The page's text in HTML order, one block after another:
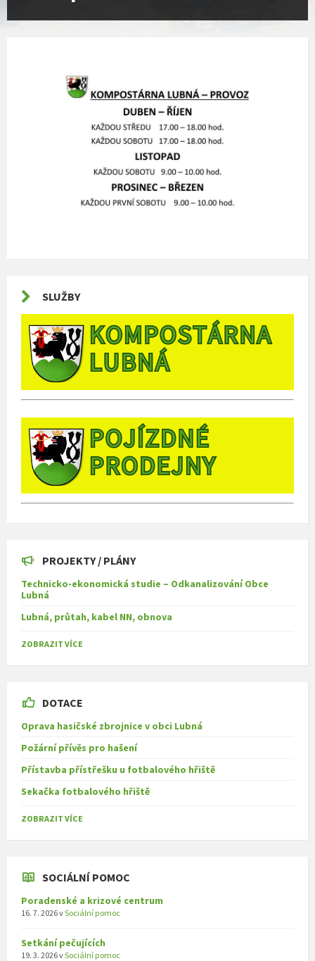
SLUŽBY
PROJEKTY / PLÁNY
Technicko-ekonomická studie – Odkanalizování Obce
Lubná
Lubná, průtah, kabel NN, obnova
ZOBRAZIT VÍCE
DOTACE
Oprava hasičské zbrojnice v obci Lubná
Požární přívěs pro hašení
Přístavba přístřešku u fotbalového hřiště
Sekačka fotbalového hřiště
ZOBRAZIT VÍCE
SOCIÁLNÍ POMOC
Poradenské a krizové centrum
16. 7. 2026vSociální pomoc
Setkání pečujících
19. 3. 2026vSociální pomoc